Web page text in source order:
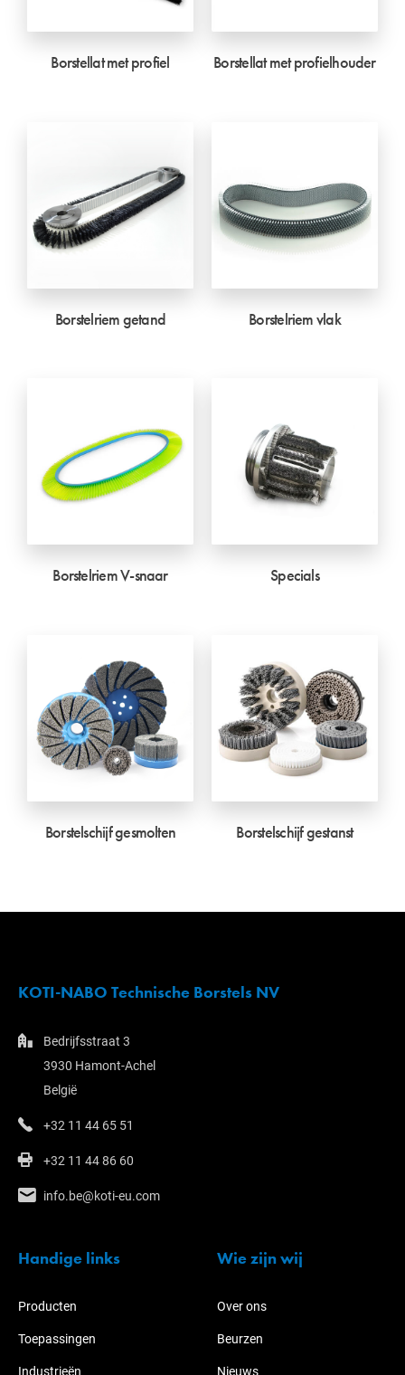
Borstellat met profiel Borstellat met profielhouder
Borstelriem getand Borstelriem vlak
Borstelriem V-snaar Specials
Borstelschijf gesmolten Borstelschijf gestanst
KOTI-NABO Technische Borstels NV
Bedrijfsstraat 3
3930 Hamont-Achel
België
+32 11 44 65 51
+32 11 44 86 60
info.be@koti-eu.com
Handige links
Producten
Toepassingen
Industrieën
Wie zijn wij
Over ons
Beurzen
Nieuws